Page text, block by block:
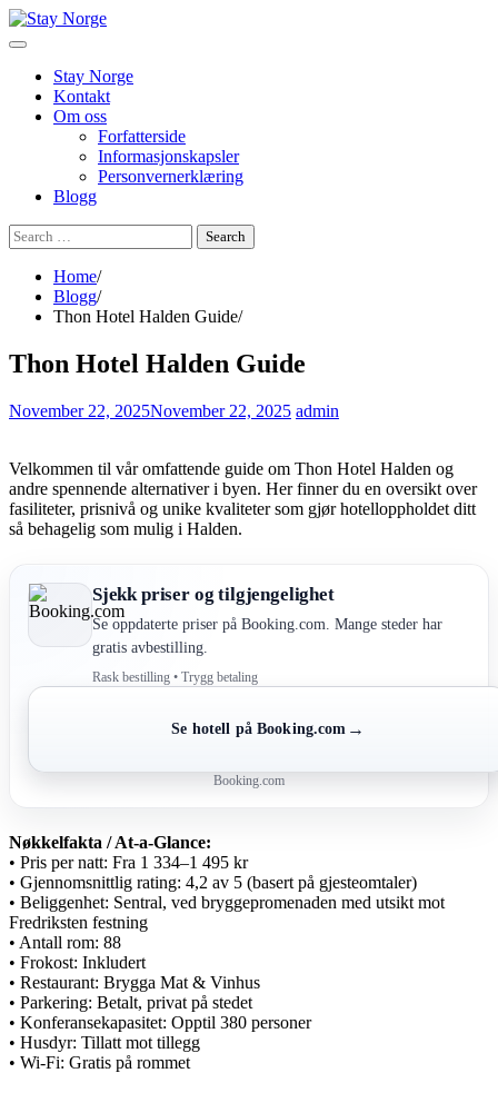
Skip
to
Stay Norge
Kontakt
Om oss
Forfatterside
Informasjonskapsler
Personvernerklæring
Blogg
Search
for:
Home
Blogg
Thon Hotel Halden Guide
Thon Hotel Halden Guide
November 22, 2025November 22, 2025 admin
Velkommen til vår omfattende guide om Thon Hotel Halden og
andre spennende alternativer i byen. Her finner du en oversikt over
fasiliteter, prisnivå og unike kvaliteter som gjør hotelloppholdet ditt
så behagelig som mulig i Halden.
Sjekk priser og tilgjengelighet
Se oppdaterte priser på Booking.com. Mange steder har
gratis avbestilling.
Rask bestilling • Trygg betaling
Se hotell på Booking.com →
Booking.com
Nøkkelfakta / At-a-Glance:
• Pris per natt: Fra 1 334–1 495 kr
• Gjennomsnittlig rating: 4,2 av 5 (basert på gjesteomtaler)
• Beliggenhet: Sentral, ved bryggepromenaden med utsikt mot
Fredriksten festning
• Antall rom: 88
• Frokost: Inkludert
• Restaurant: Brygga Mat & Vinhus
• Parkering: Betalt, privat på stedet
• Konferansekapasitet: Opptil 380 personer
• Husdyr: Tillatt mot tillegg
• Wi-Fi: Gratis på rommet